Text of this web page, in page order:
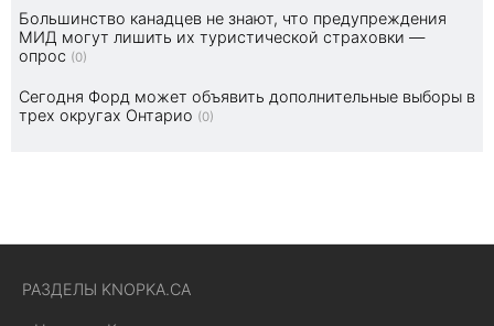
Большинство канадцев не знают, что предупреждения
МИД могут лишить их туристической страховки —
опрос (0)
Сегодня Форд может объявить дополнительные выборы в
трех округах Онтарио (0)
РАЗДЕЛЫ KNOPKA.CA